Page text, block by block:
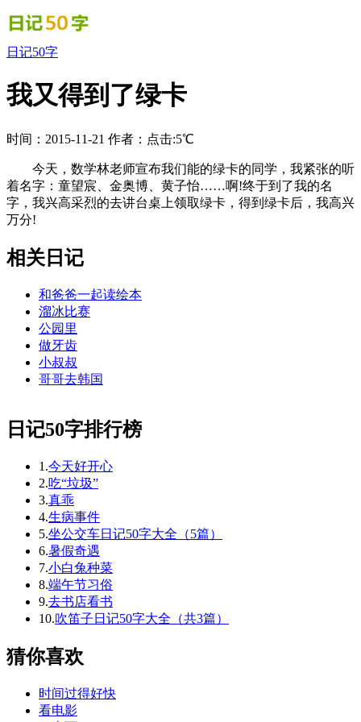
日记50字
我又得到了绿卡
时间：2015-11-21 作者： 点击:5℃
今天，数学林老师宣布我们能的绿卡的同学，我紧张的听
着名字：童望宸、金奥博、黄子怡……啊!终于到了我的名
字，我兴高采烈的去讲台桌上领取绿卡，得到绿卡后，我高兴
万分!
相关日记
和爸爸一起读绘本
溜冰比赛
公园里
做牙齿
小叔叔
哥哥去韩国
日记50字排行榜
1.今天好开心
2.吃“垃圾”
3.真乖
4.生病事件
5.坐公交车日记50字大全（5篇）
6.暑假奇遇
7.小白兔种菜
8.端午节习俗
9.去书店看书
10.吹笛子日记50字大全（共3篇）
猜你喜欢
时间过得好快
看电影